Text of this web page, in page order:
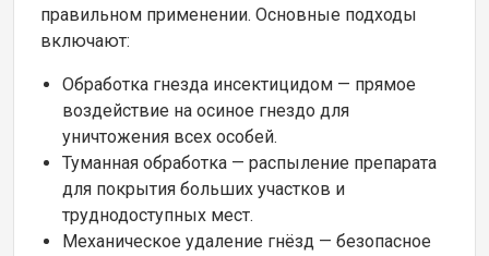
правильном применении. Основные подходы
включают:
Обработка гнезда инсектицидом — прямое
воздействие на осиное гнездо для
уничтожения всех особей.
Туманная обработка — распыление препарата
для покрытия больших участков и
труднодоступных мест.
Механическое удаление гнёзд — безопасное